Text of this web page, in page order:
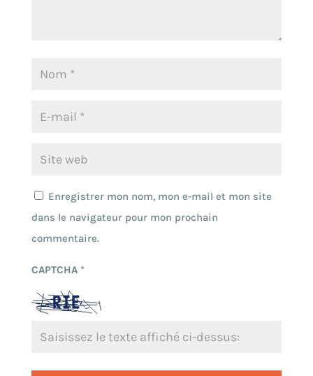
Enregistrer mon nom, mon e-mail et mon site
dans le navigateur pour mon prochain
commentaire.
CAPTCHA *